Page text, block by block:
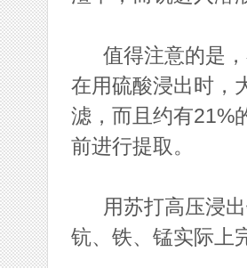
值得注意的是，
在用硫酸浸出时，
滤，而且约有21%
前进行提取。
用苏打高压浸出
钪、铁、锰实际上